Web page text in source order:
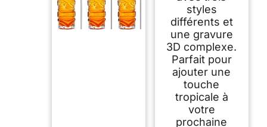
styles
différents et
une gravure
3D complexe.
Parfait pour
ajouter une
touche
tropicale à
votre
prochaine